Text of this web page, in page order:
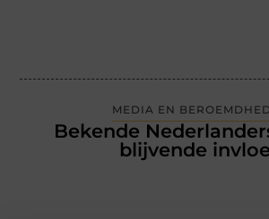
MEDIA EN
Bekende
blijvende